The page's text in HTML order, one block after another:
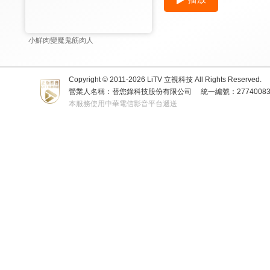
小鮮肉變魔鬼筋肉人
Copyright © 2011-2026 LiTV 立視科技 All Rights Reserved.
營業人名稱：替您錄科技股份有限公司
統一編號：
本服務使用中華電信影音平台遞送